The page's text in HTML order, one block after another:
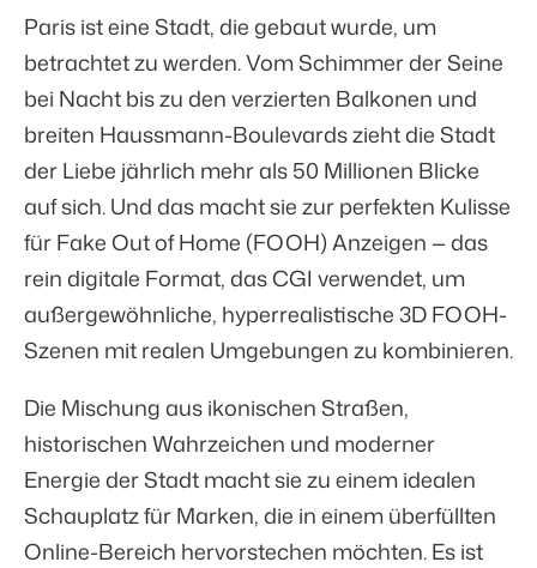
Paris ist eine Stadt, die gebaut wurde, um
betrachtet zu werden. Vom Schimmer der Seine
bei Nacht bis zu den verzierten Balkonen und
breiten Haussmann-Boulevards zieht die Stadt
der Liebe jährlich mehr als50 Millionen Blicke
auf sich. Und das macht sie zur perfekten Kulisse
für Fake Out of Home (FOOH) Anzeigen — das
rein digitale Format, das CGI verwendet, um
außergewöhnliche, hyperrealistische 3D FOOH-
Szenen mit realen Umgebungen zu kombinieren.
Die Mischung aus ikonischen Straßen,
historischen Wahrzeichen und moderner
Energie der Stadt macht sie zu einem idealen
Schauplatz für Marken, die in einem überfüllten
Online-Bereich hervorstechen möchten. Es ist